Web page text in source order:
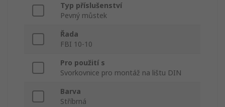
Typ příslušenství
Pevný můstek
Řada
FBI 10-10
Pro použití s
Svorkovnice pro montáž na lištu DIN
Barva
Stříbrná